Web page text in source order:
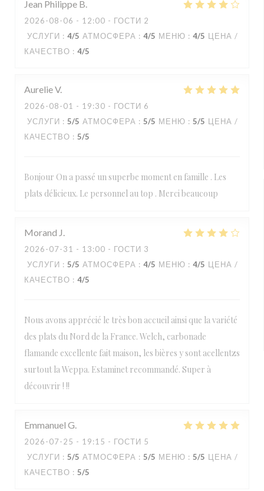
Jean Philippe B
2026-08-06 - 12:00 - ГОСТИ 2
УСЛУГИ : 4/5 АТМОСФЕРА : 4/5 МЕНЮ : 4/5 ЦЕНА /
КАЧЕСТВО : 4/5
AurelieV
2026-08-01 - 19:30 - ГОСТИ 6
УСЛУГИ : 5/5 АТМОСФЕРА : 5/5 МЕНЮ : 5/5 ЦЕНА /
КАЧЕСТВО : 5/5
Bonjour On a passé un superbe moment en famille . Les
plats délicieux. Le personnel au top . Merci beaucoup
Morand J
2026-07-31 - 13:00 - ГОСТИ 3
УСЛУГИ : 5/5 АТМОСФЕРА : 4/5 МЕНЮ : 4/5 ЦЕНА /
КАЧЕСТВО : 4/5
Nous avons apprécié le très bon accueil ainsi que la variété
des plats du Nord de la France. Welch, carbonade
flamande excellente fait maison, les bières y sont acellentzs
surtout la Weppa. Estaminet recommandé. Super à
découvrir ! !!
Emmanuel G
2026-07-25 - 19:15 - ГОСТИ 5
УСЛУГИ : 5/5 АТМОСФЕРА : 5/5 МЕНЮ : 5/5 ЦЕНА /
КАЧЕСТВО : 5/5